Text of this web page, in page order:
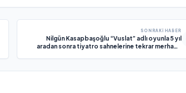
SONRAKI HABER
Nilgün Kasapbaşoğlu “Vuslat” adlı oyunla 5 yıl
aradan sonra tiyatro sahnelerine tekrar merhaba